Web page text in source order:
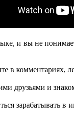
и вы не
в комментариях,
друзьями и
зарабатывать